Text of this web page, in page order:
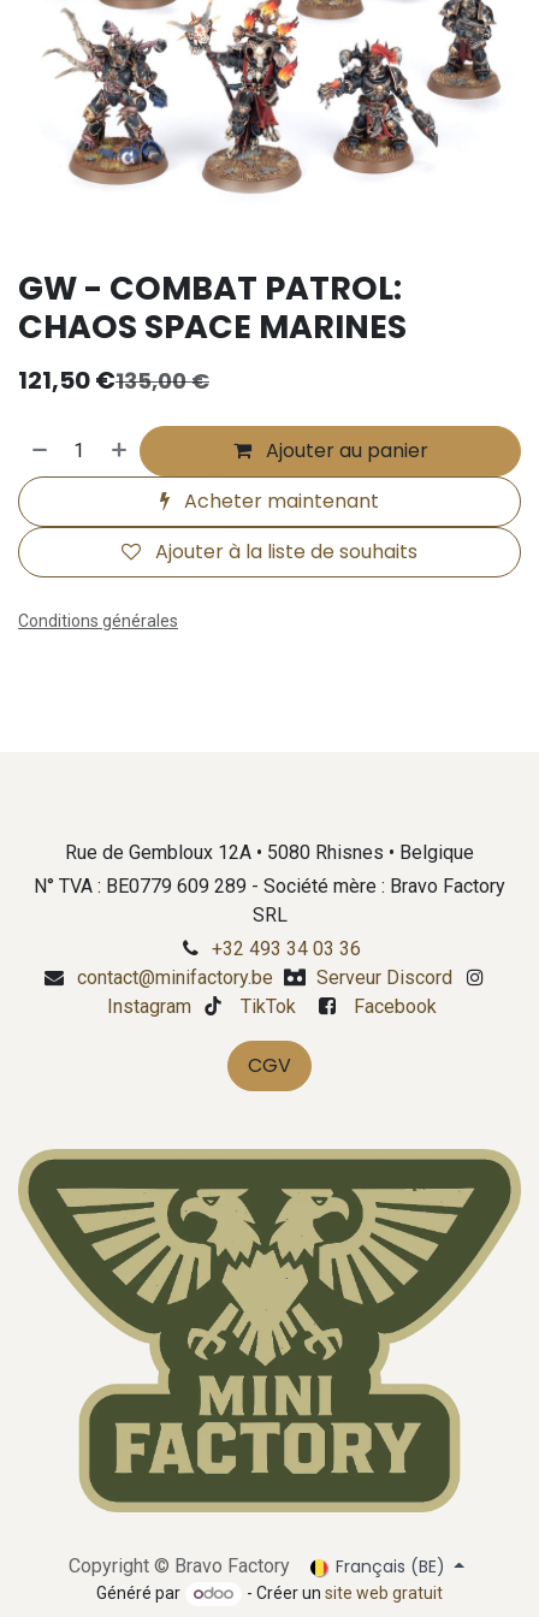
GW - COMBAT PATROL:
CHAOS SPACE MARINES
121,50€135,00€
Ajouter au panier
Acheter maintenant
Ajouter à la liste de souhaits
Conditions générales
Rue de Gembloux 12A • 5080 Rhisnes • Belgique
N° TVA : BE0779 609 289 - Société mère : Bravo Factory
SRL
+32 493 34 03 36
contact@minifactory.be
Serveur Discord
Instagram
TikTok Facebook
CGV
Copyright © Bravo Factory Français (BE)
Généré par - Créer un site web gratuit